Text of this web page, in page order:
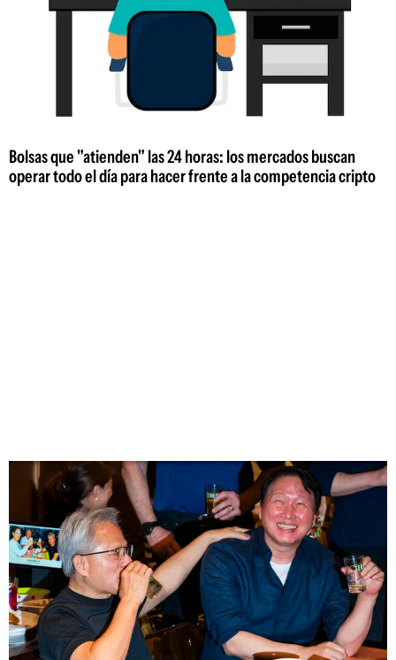
Bolsas que "atienden" las 24 horas: los mercados buscan
operar todo el día para hacer frente a la competencia cripto